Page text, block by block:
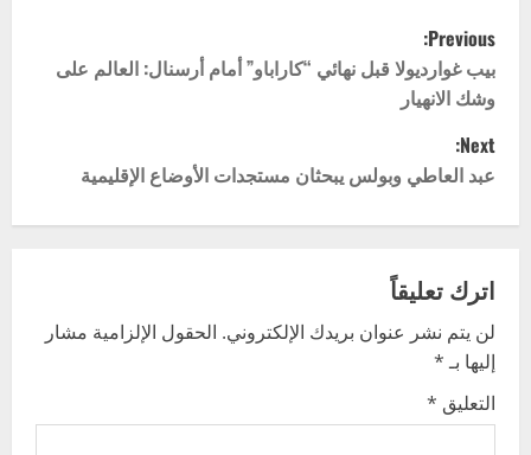
P
o
s
t
n
a
v
i
g
Previous:
بيب غوارديولا قبل نهائي “كاراباو” أمام أرسنال: العالم على
وشك الانهيار
Next:
عبد العاطي وبولس يبحثان مستجدات الأوضاع الإقليمية
اترك تعليقاً
لن يتم نشر عنوان بريدك الإلكتروني. الحقول الإلزامية مشار
إليها بـ*
التعليق *